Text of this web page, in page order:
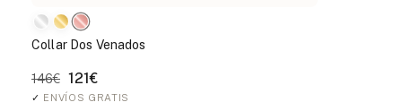
Collar Dos Venados
146€ 121€
✓ ENVÍOS GRATIS